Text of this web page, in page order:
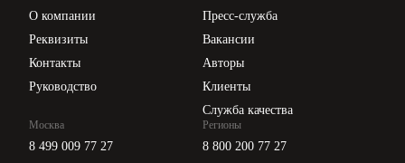
О компании
Реквизиты
Контакты
Руководство
Пресс-служба
Вакансии
Авторы
Клиенты
Служба качества
Москва
8 499 009 77 27
Регионы
8 800 200 77 27